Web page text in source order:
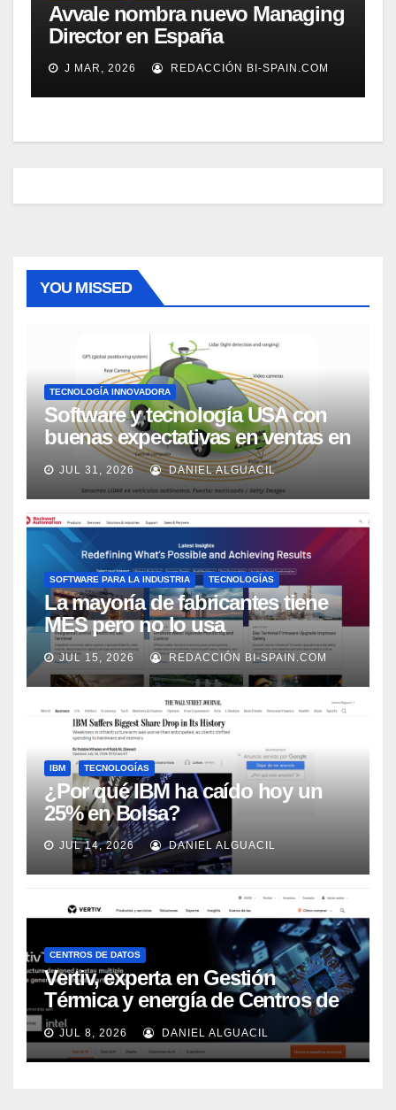
Avvale nombra nuevo Managing
Director en España
J MAR, 2026 REDACCIÓN BI-SPAIN.COM
YOU MISSED
TECNOLOGÍA INNOVADORA
Software y tecnología USA con
buenas expectativas en ventas en
los próximos 2 años, según
Market Watch
JUL 31, 2026 DANIEL ALGUACIL
SOFTWARE PARA LA INDUSTRIA TECNOLOGÍAS
La mayoría de fabricantes tiene
MES pero no lo usa
adecuadamente, según Rockwell
Automation
JUL 15, 2026 REDACCIÓN BI-SPAIN.COM
IBM TECNOLOGÍAS
¿Por qué IBM ha caído hoy un
25% en Bolsa?
JUL 14, 2026 DANIEL ALGUACIL
CENTROS DE DATOS
Vertiv, experta en Gestión
Térmica y energía de Centros de
Datos, sigue su crecimiento
imparable
JUL 8, 2026 DANIEL ALGUACIL